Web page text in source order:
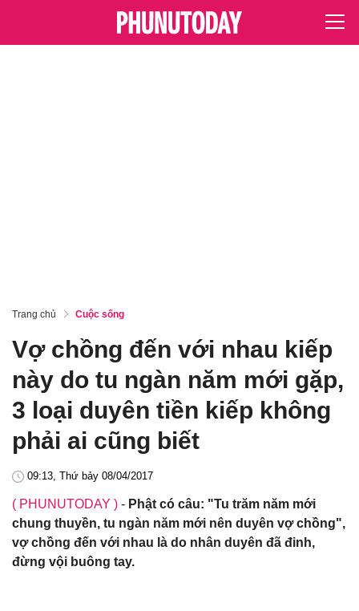
Trang chủ Cuộc sống
Vợ chồng đến với nhau kiếp
này do tu ngàn năm mới gặp,
3 loại duyên tiền kiếp không
phải ai cũng biết
09:13, Thứ bảy 08/04/2017
( PHUNUTODAY ) - Phật có câu: "Tu trăm năm mới
chung thuyền, tu ngàn năm mới nên duyên vợ chồng",
vợ chồng đến với nhau là do nhân duyên đã đinh,
đừng vội buông tay.